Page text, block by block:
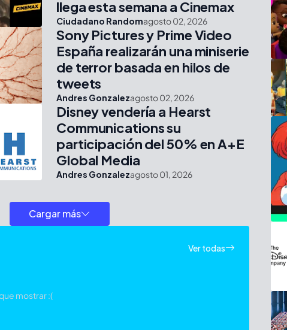
llega esta semana a Cinemax
Ciudadano Randomagosto 02, 2026
Sony Pictures y Prime Video
España realizarán una miniserie
de terror basada en hilos de
tweets
Andres Gonzalezagosto 02, 2026
Disney vendería a Hearst
Communications su
participación del 50% en A+E
Global Media
Andres Gonzalezagosto 01, 2026
Cargar más
Ver todas
mostrar :(